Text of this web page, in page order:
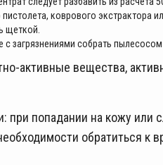
коврового экстрактора
щеткой.
с загрязнениями собрать
активные вещества,
при попадании на кожу или
обратиться к